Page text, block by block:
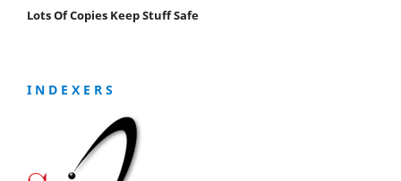
Lots Of Copies Keep Stuff Safe
I N D E X E R S